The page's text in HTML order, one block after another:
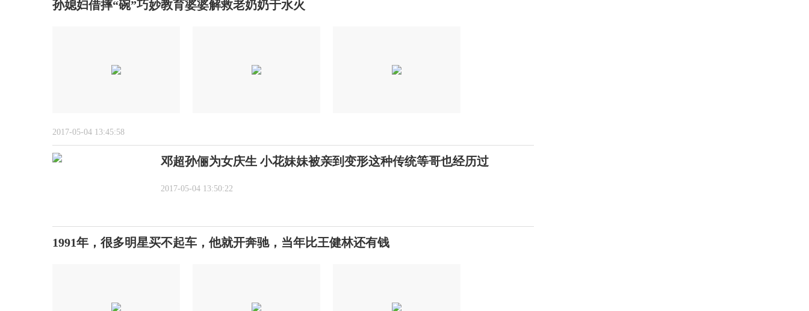
孙媳妇借摔“碗”巧妙教育婆婆解救老奶奶于水火
2017-05-04 13:45:58
邓超孙俪为女庆生 小花妹妹被亲到变形这种传统等哥也经历过
2017-05-04 13:50:22
1991年，很多明星买不起车，他就开奔驰，当年比王健林还有钱